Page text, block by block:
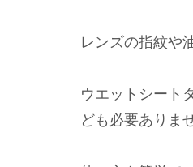
レンズの指紋や
ウエットシート
ども必要ありま